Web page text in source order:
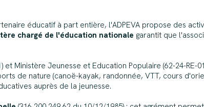
éducatif à part entière, l'ADPEVA propose des
chargé de l'éducation nationale garantit que
et Ministère Jeunesse et Education Populaire (62-24-RE-
de nature (canoë-kayak, randonnée, VTT, cours
auprès de la jeunesse.